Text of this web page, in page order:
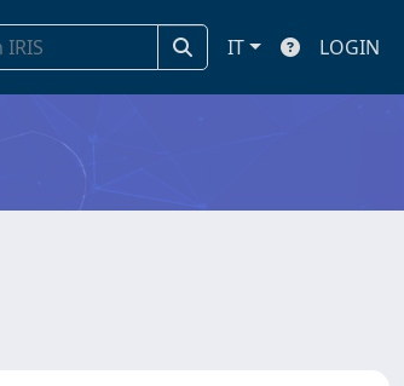
IT LOGIN